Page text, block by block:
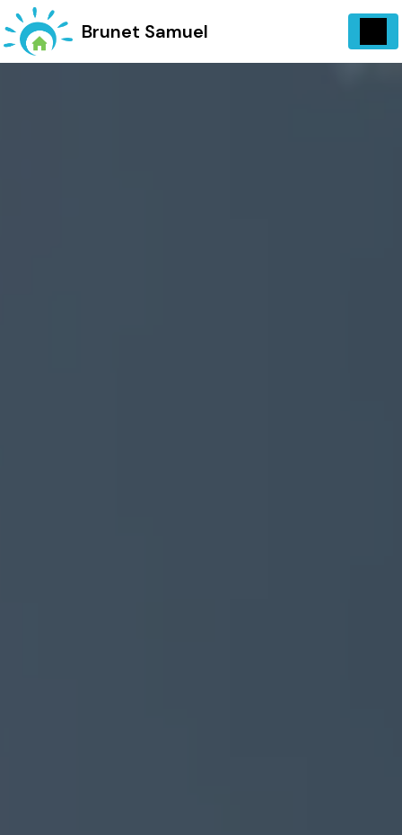
734 Vieux, Chemin d'Entrecasteaux 83570 Carcès
06 13 07 72 97Brunet Samuel
Panneau de gestion des cookies